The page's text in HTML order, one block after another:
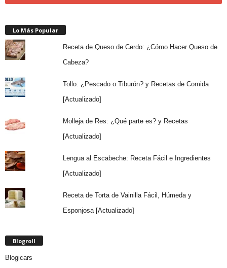
Lo Más Popular
Receta de Queso de Cerdo: ¿Cómo Hacer Queso de
Cabeza?
Tollo: ¿Pescado o Tiburón? y Recetas de Comida
[Actualizado]
Molleja de Res: ¿Qué parte es? y Recetas
[Actualizado]
Lengua al Escabeche: Receta Fácil e Ingredientes
[Actualizado]
Receta de Torta de Vainilla Fácil, Húmeda y
Esponjosa [Actualizado]
Blogroll
Blogicars